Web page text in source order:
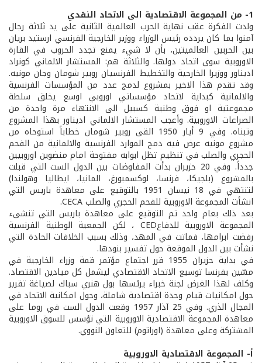
1- من المجموعة الاقتصادية الى الاتحاد النقدي
ولدت الفكرة عقب نهاية الحرب العالمية الثانية على يد ثلاثة رجال
آمنوا بما كان يردده رئيس الوزراء ووزير الخارجية الفرنسي ارستيد بريان
بين الحربين العالميتين، بأن لا شيء يمنع تجدد الحروب في القارة
الاوروبية سوى اتحاد دولها. والثلاثة هم: المستشار الالماني كونراد
اديناور ووزيرا الخارجية والتخطيط الفرنسيان روبير شومان وجان مونيه.
وقد تقدم هذا الاخير بمشروع لدمج عدد من المؤسسات الفرنسية
والالمانية كبداية لاتحاد مؤسساتي اوروبي اوسع يخلق سلطة
مجموعتية او فوق وطنية كسبيل الى الانتهاء مرة واحدة من
الصراعات الاوروبية. وأعجب المستشار الالماني اديناور بهذا المشروع
وتبناه. وفي 9 أيار 1950 القى روبير شومان خطاباً استوحاه من
مشروع مونيه عرض فيه دمج الموارد الفرنسية والالمانية من الفحم
الحجري والصلب في تنظيم تظل ابوابه مفتوحة امام منضوين اوروبيين
جدداً. وفي 20 حزيران بدأت المفاوضات بين الدول الست التي قبلت
بالمشروع (بلجيكا، فرنسا، لوكسمبورغ، المانيا، ايطاليا وهولندا)
لتنتهي في 18 نيسان 1951 بالتوقيع على معاهدة باريس التي
انشأت المجموعة الاوروبية للفحم الحجري والصلب CECA.
بعد ذلك بعام واحد تم التوقيع على معاهدة باريس التي تنشىء
المجموعة الاوروبية للدفاعCED ، لكن الجمعية الوطنية الفرنسية
رفضت ابرامها، فماتت في المهد، وذلك بسبب الخلافات الحادة التي
نشأت بين الدول الموقعة حول تفسير بنودها.
في بداية حزيران 1955 قرر اجتماع مؤتمر قمة وزراء الخارجية في
مسّين بفرنسا توسيع الاتحاد الاقتصادي ليشمل كل ميادين الاقتصاد.
وكلف لهذا الغرض لجنة خبراء يرئسها بول هنري سباك لصياغة تقرير
حول امكانيات قيام وحدة اقتصادية شاملة، وحول امكانية الاتحاد في
المجال الذري. وفي 25 آذار 1957 وقعت الدول الست في روما على
معاهدة المجموعة الاقتصادية الاوروبية التي تؤسس للسوق الاوروبية
المشتركة وعلى معاهدة (اوراتوم) للتعاون النووي.
أ- المجموعة الاقتصادية الاوروبية